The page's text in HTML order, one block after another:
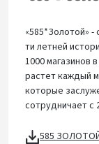
«585*Золотой» -
ти летней
1000 магазинов
растет каждый
которые
сотрудничает с
585 ЗОЛОТОЙ